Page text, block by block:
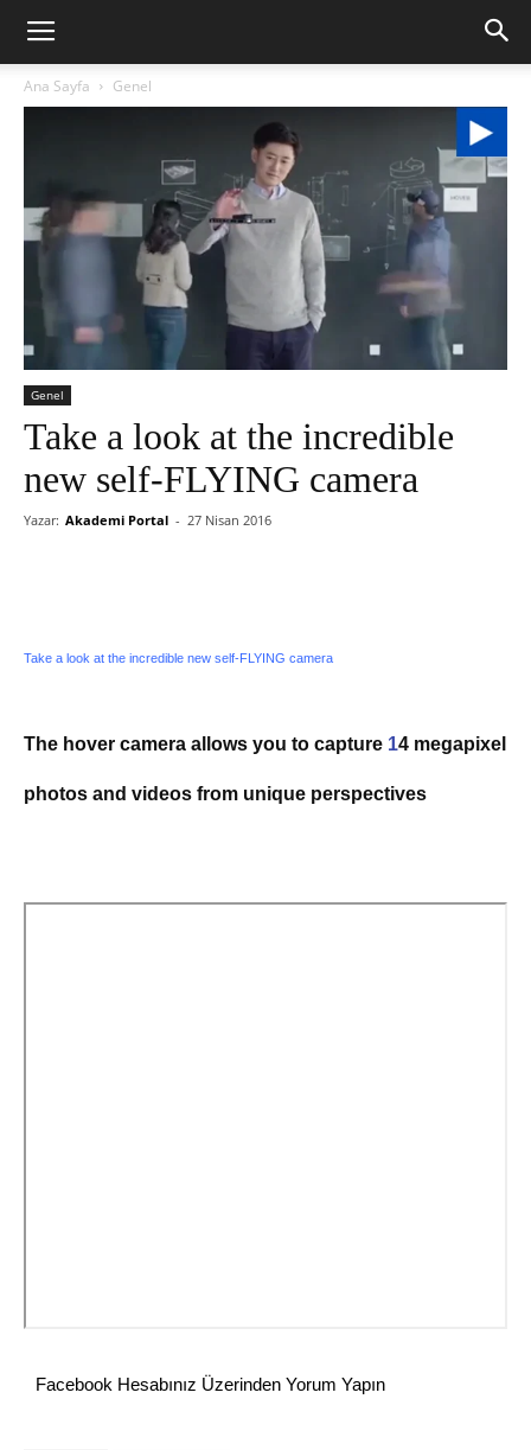
Ana Sayfa Genel
Genel
Take a look at the incredible
new self-FLYING camera
Yazar: Akademi Portal - 27 Nisan 2016
Take a look at the incredible new self-FLYING camera
The hover camera allows you to capture 14 megapixel
photos and videos from unique perspectives
Facebook Hesabınız Üzerinden Yorum Yapın